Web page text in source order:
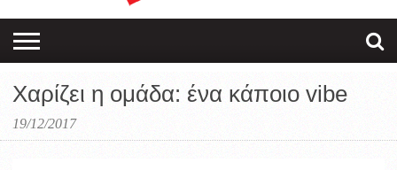
Χαρίζει η ομάδα: ένα κάποιο vibe
19/12/2017